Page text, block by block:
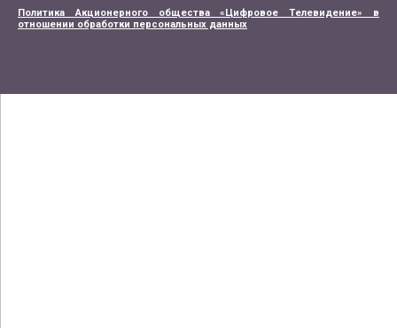
Политика Акционерного общества «Цифровое Телевидение» в
отношении обработки персональных данных